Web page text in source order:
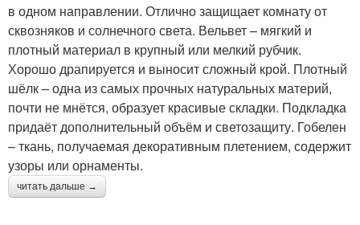
в одном направлении. Отлично защищает комнату от
сквозняков и солнечного света. Вельвет – мягкий и
плотный материал в крупный или мелкий рубчик.
Хорошо драпируется и выносит сложный крой. Плотный
шёлк – одна из самых прочных натуральных материй,
почти не мнётся, образует красивые складки. Подкладка
придаёт дополнительный объём и светозащиту. Гобелен
– ткань, получаемая декоративным плетением, содержит
узоры или орнаменты.
читать дальше →